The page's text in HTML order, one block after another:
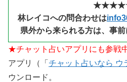
林レイコへの問合わせは
県外から来られる方は、事前
★チャット占いアプリにも参戦
アプリ（「 チャット占いなら ウ
ウンロード。